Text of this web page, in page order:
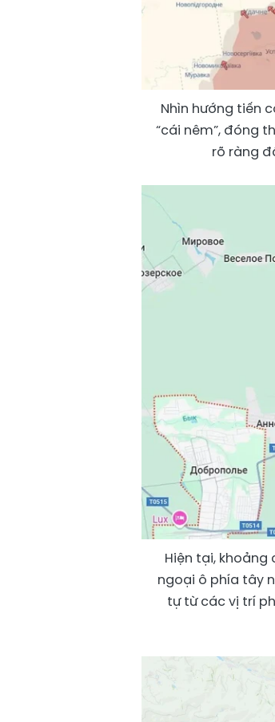
Nhìn hướng tiến
“cái nêm”, đóng
rõ ràng
Hiện tại,
ngoại ô phía tây
tự từ các vị trí